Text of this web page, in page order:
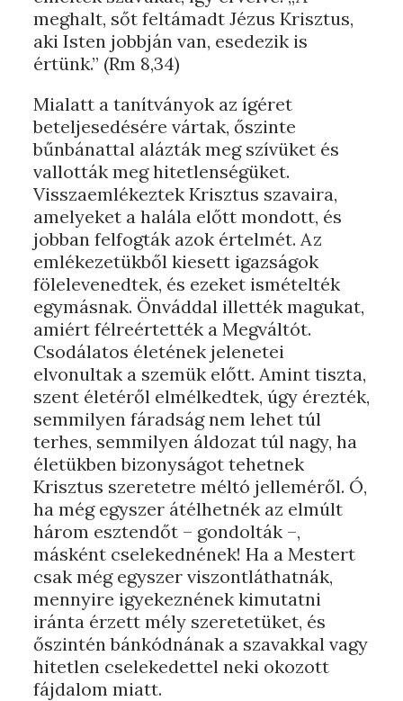
meghalt, sőt feltámadt Jézus Krisztus,
aki Isten jobbján van, esedezik is
értünk.” (Rm 8,34)
Mialatt a tanítványok az ígéret
beteljesedésére vártak, őszinte
bűnbánattal alázták meg szívüket és
vallották meg hitetlenségüket.
Visszaemlékeztek Krisztus szavaira,
amelyeket a halála előtt mondott, és
jobban felfogták azok értelmét. Az
emlékezetükből kiesett igazságok
fölelevenedtek, és ezeket ismételték
egymásnak. Önváddal illették magukat,
amiért félreértették a Megváltót.
Csodálatos életének jelenetei
elvonultak a szemük előtt. Amint tiszta,
szent életéről elmélkedtek, úgy érezték,
semmilyen fáradság nem lehet túl
terhes, semmilyen áldozat túl nagy, ha
életükben bizonyságot tehetnek
Krisztus szeretetre méltó jelleméről. Ó,
ha még egyszer átélhetnék az elmúlt
három esztendőt – gondolták –,
másként cselekednének! Ha a Mestert
csak még egyszer viszontláthatnák,
mennyire igyekeznének kimutatni
iránta érzett mély szeretetüket, és
őszintén bánkódnának a szavakkal vagy
hitetlen cselekedettel neki okozott
fájdalom miatt.